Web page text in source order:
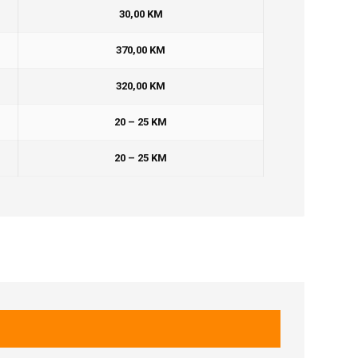
30,00 KM
370,00 KM
320,00 KM
20 – 25 KM
20 – 25 KM